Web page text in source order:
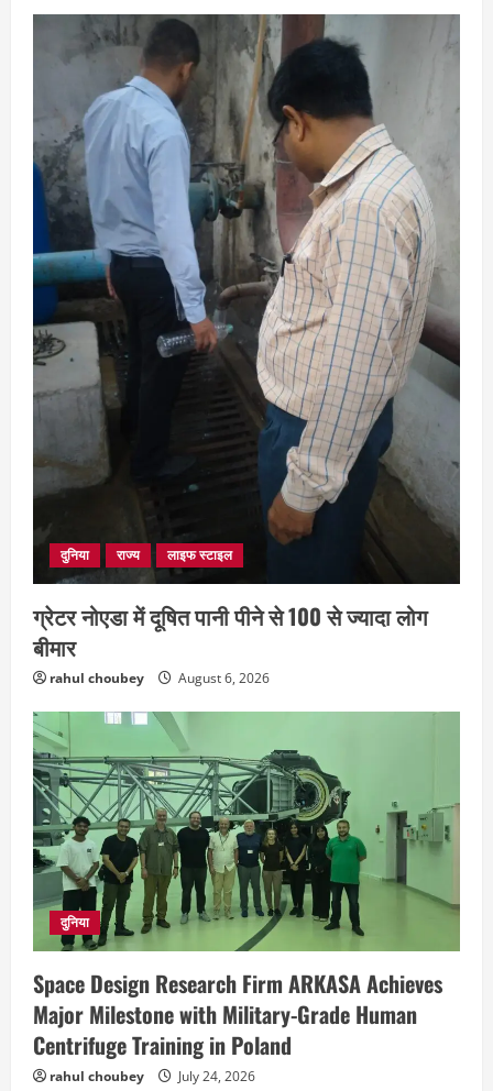
दुनिया राज्य लाइफ स्टाइल
ग्रेटर नोएडा में दूषित पानी पीने से 100 से ज्यादा लोग
बीमार
rahul choubey August 6, 2026
दुनिया
Space Design Research Firm ARKASA Achieves
Major Milestone with Military-Grade Human
Centrifuge Training in Poland
rahul choubey July 24, 2026
2
छत्तीसगढ़ राज्य लाइफ स्टाइल
एक रक्तदान , दोस्ती के नाम
August 7, 2026
अपराध छत्तीसगढ़
बहन ने कारोबारी भाई पर लगाया करोड़ों रुपये
की धोखाधड़ी का आरोप
August 7, 2026